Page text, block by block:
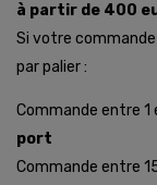
à partir de 400
Si votre
par palier :
Commande entre 1
port
Commande entre